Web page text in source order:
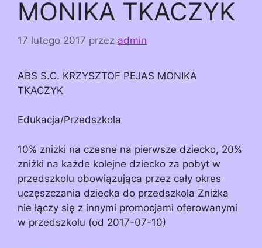
MONIKA TKACZYK
17 lutego 2017 przez admin
ABS S.C. KRZYSZTOF PEJAS MONIKA
TKACZYK
Edukacja/Przedszkola
10% zniżki na czesne na pierwsze dziecko, 20%
zniżki na każde kolejne dziecko za pobyt w
przedszkolu obowiązująca przez cały okres
uczęszczania dziecka do przedszkola Zniżka
nie łączy się z innymi promocjami oferowanymi
w przedszkolu (od 2017-07-10)